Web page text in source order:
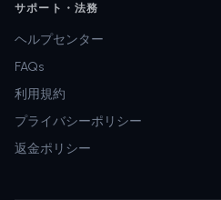
サポート・法務
ヘルプセンター
FAQs
利用規約
プライバシーポリシー
返金ポリシー